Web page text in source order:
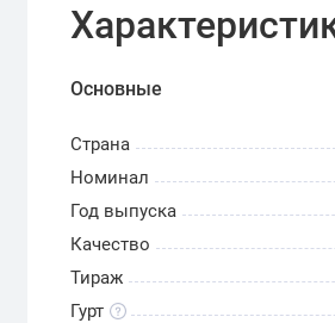
Основные
Страна
Номинал
Год выпуска
Качество
Тираж
Гурт